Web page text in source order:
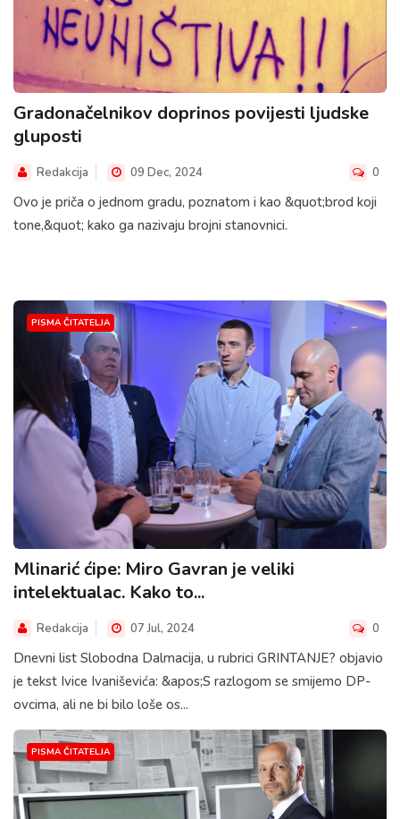
Gradonačelnikov doprinos povijesti ljudske
gluposti
Redakcija 09 Dec, 2024 0
Ovo je priča o jednom gradu, poznatom i kao &quot;brod koji
tone,&quot; kako ga nazivaju brojni stanovnici.
PISMA ČITATELJA
Mlinarić ćipe: Miro Gavran je veliki
intelektualac. Kako to...
Redakcija 07 Jul, 2024 0
Dnevni list Slobodna Dalmacija, u rubrici GRINTANJE? objavio
je tekst Ivice Ivaniševića: &apos;S razlogom se smijemo DP-
ovcima, ali ne bi bilo loše os...
PISMA ČITATELJA